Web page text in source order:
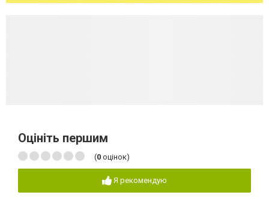
Оцініть першим
(0 оцінок)
Я рекомендую